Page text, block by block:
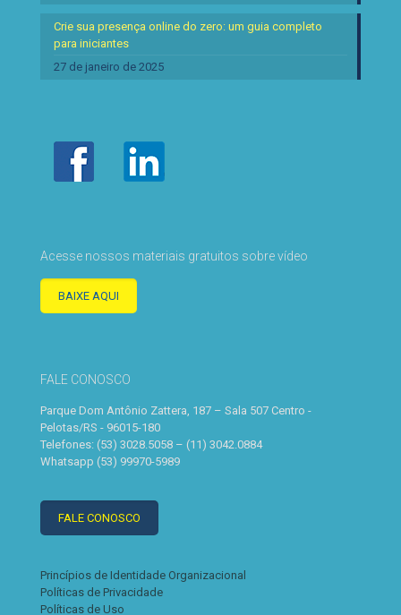
Crie sua presença online do zero: um guia completo
para iniciantes
27 de janeiro de 2025
Acesse nossos materiais gratuitos sobre vídeo
BAIXE AQUI
FALE CONOSCO
Parque Dom Antônio Zattera, 187 – Sala 507 Centro -
Pelotas/RS - 96015-180
Telefones: (53) 3028.5058 – (11) 3042.0884
Whatsapp (53) 99970-5989
FALE CONOSCO
Princípios de Identidade Organizacional
Políticas de Privacidade
Políticas de Uso